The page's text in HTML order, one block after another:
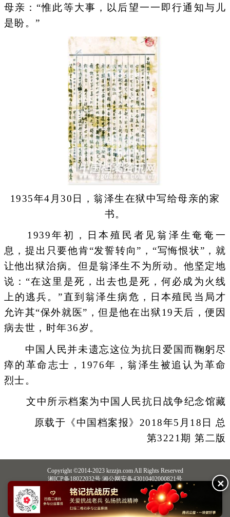
母亲：“惟此等大事，以后望一一即行通知与儿
是盼。”
1935年4月30日，翁泽生在狱中写给母亲的家
书。
1939年初，日本殖民者见翁泽生奄奄一
息，提出只要他肯“发誓转向”，“写悔恨状”，就
让他出狱治病。但是翁泽生不为所动。他坚定地
说：“在这里是死，出去也是死，何必成为火线
上的逃兵。”直到翁泽生病危，日本殖民当局才
允许其“保外就医”，但是他在出狱19天后，便因
病去世，时年36岁。
中国人民并未遗忘这位为抗日爱国而鞠躬尽
瘁的革命志士，1976年，翁泽生被追认为革命
烈士。
文中所示档案为中国人民抗日战争纪念馆藏
原载于《中国档案报》2018年5月18日 总
第3221期 第二版
Copyright ©2014-2023 krzzjn.com All Rights Reserved
湘ICP备18022032号 湘公网安备43010402000821号
中央网信办违法和不良信息举报中心
长沙市互联网违法和不良信息举报中心
不良信息举报电话：0731-85531328 19198230121（微信同号）
纠错电话：18182129125 15116420702
QQ：2652168198
✕